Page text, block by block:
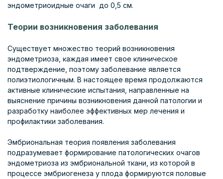
эндометриоидные очаги до 0,5 см.
Теории возникновения заболевания
Существует множество теорий возникновения
эндометриоза, каждая имеет свое клиническое
подтверждение, поэтому заболевание является
полиэтиологичным. В настоящее время продолжаются
активные клинические испытания, направленные на
выяснение причины возникновения данной патологии и
разработку наиболее эффективных мер лечения и
профилактики заболевания.
Эмбриональная теория появления заболевания
подразумевает формирование патологических очагов
эндометриоза из эмбриональной ткани, из которой в
процессе эмбриогенеза у плода формируются половые